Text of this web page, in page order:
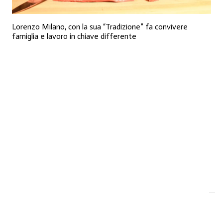
Lorenzo Milano, con la sua “Tradizione” fa convivere
famiglia e lavoro in chiave differente